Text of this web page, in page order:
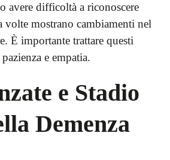
avere difficoltà a riconoscere
volte mostrano cambiamenti nel
È importante trattare questi
e empatia.
e Stadio
Demenza